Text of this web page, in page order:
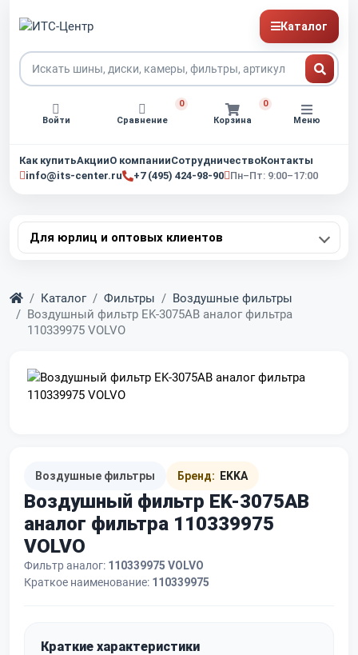
Каталог
Войти Сравнение
0
Корзина
0
Меню
Как купитьАкцииО компанииСотрудничествоКонтакты
info@its-center.ru
+7 (495) 424-98-90 Пн–Пт: 9:00–17:00
Для юрлиц и оптовых клиентов
Главная
Каталог Фильтры
Воздушные фильтры
Воздушный фильтр EK-3075AB аналог фильтра
110339975 VOLVO
Воздушные фильтры Бренд: EKKA
Воздушный фильтр EK-3075AB
аналог фильтра 110339975
VOLVO
Фильтр аналог: 110339975 VOLVO
Краткое наименование: 110339975
Краткие характеристики